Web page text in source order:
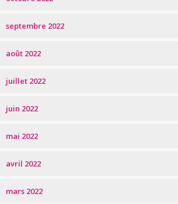
septembre 2022
août 2022
juillet 2022
juin 2022
mai 2022
avril 2022
mars 2022